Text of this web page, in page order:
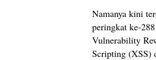
Namanya kini
peringkat ke-
Vulnerability
Scripting (XSS)